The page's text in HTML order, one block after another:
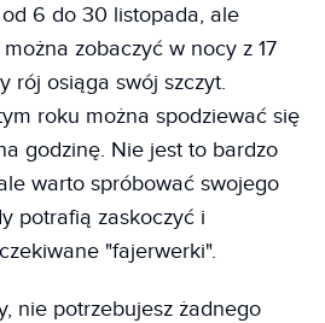
6 do 30 listopada, ale
zobaczyć w nocy z 17
rój osiąga swój szczyt.
roku można spodziewać się
godzinę. Nie jest to bardzo
warto spróbować swojego
potrafią zaskoczyć i
"fajerwerki".
nie potrzebujesz żadnego